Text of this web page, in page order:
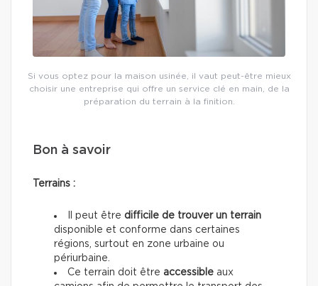
Si vous optez pour la maison usinée, il vaut peut-être mieux
choisir une entreprise qui offre un service clé en main, de la
préparation du terrain à la finition.
Bon à savoir
Terrains :
Il peut être difficile de trouver un terrain
disponible et conforme dans certaines
régions, surtout en zone urbaine ou
périurbaine.
Ce terrain doit être accessible aux